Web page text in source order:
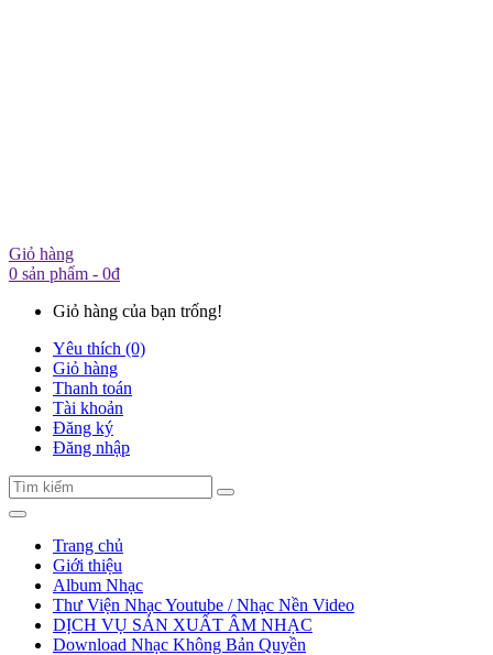
Giỏ hàng
0 sản phẩm - 0đ
Giỏ hàng của bạn trống!
Yêu thích (0)
Giỏ hàng
Thanh toán
Tài khoản
Đăng ký
Đăng nhập
Trang chủ
Giới thiệu
Album Nhạc
Thư Viện Nhạc Youtube / Nhạc Nền Video
DỊCH VỤ SẢN XUẤT ÂM NHẠC
Download Nhạc Không Bản Quyền